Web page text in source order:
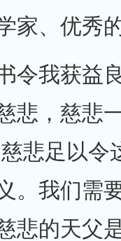
家、优秀
令我获
悲，慈悲
悲足以令
。我们需
悲的天父